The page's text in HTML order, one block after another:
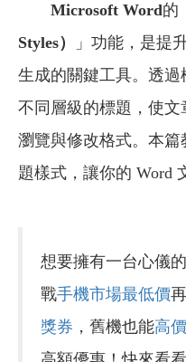
Microsoft Word的
Styles）
」功能，是提
生成的關鍵工具。透
不同層級的標題，使
瀏覽與修改格式。本
題樣式，讓你的 Word
想要擁有一台心儀
戰手機市場最低價
獎券 ，舊機也能高